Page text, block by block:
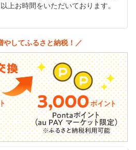
上お時間をいただいております。
やしてふるさと納税！／